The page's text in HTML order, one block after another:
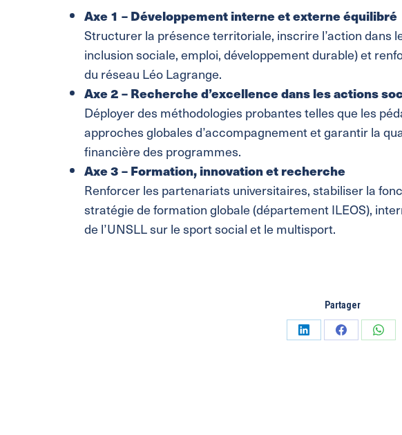
Axe 1 – Développement interne et externe équilibré
Structurer la présence territoriale, inscrire l’action dans
inclusion sociale, emploi, développement durable) et
du réseau Léo Lagrange.
Axe 2 – Recherche d’excellence dans les actions
Déployer des méthodologies probantes telles que les
approches globales d’accompagnement et garantir la
financière des programmes.
Axe 3 – Formation, innovation et recherche
Renforcer les partenariats universitaires, stabiliser la
stratégie de formation globale (département ILEOS),
de l’UNSLL sur le sport social et le multisport.
Partager
PartagerPartager